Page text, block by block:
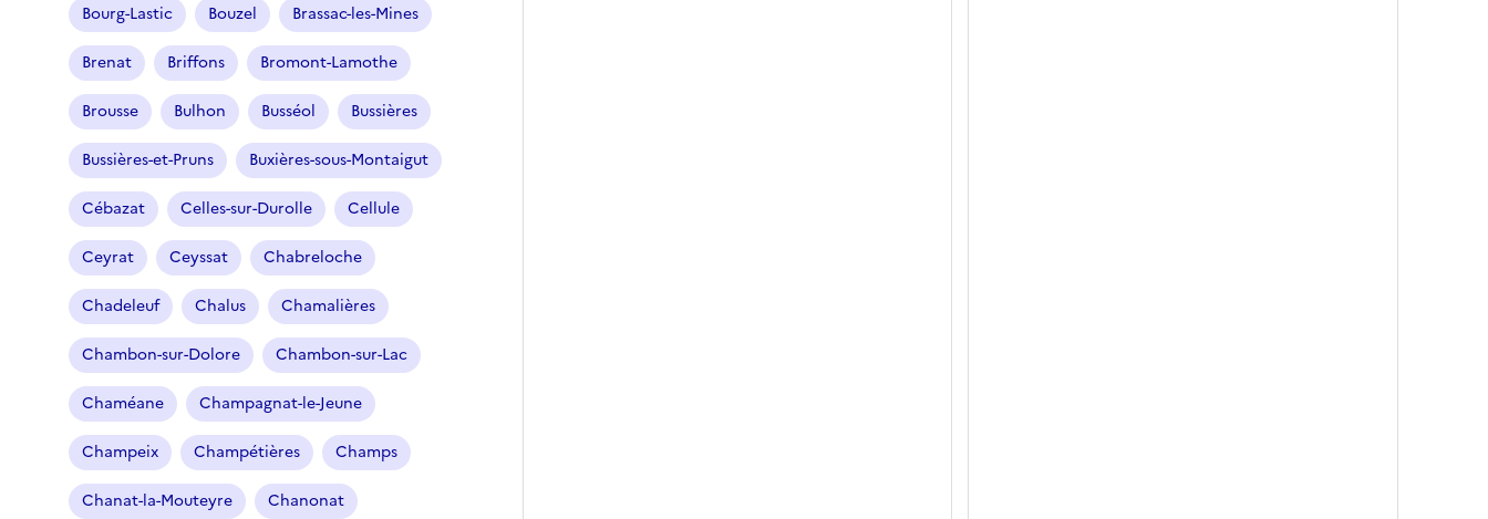
Bourg-Lastic Bouzel Brassac-les-Mines
Brenat Briffons Bromont-Lamothe
Brousse Bulhon Busséol Bussières
Bussières-et-Pruns Buxières-sous-Montaigut
Cébazat Celles-sur-Durolle Cellule
Ceyrat Ceyssat Chabreloche
Chadeleuf Chalus Chamalières
Chambon-sur-Dolore Chambon-sur-Lac
Chaméane Champagnat-le-Jeune
Champeix Champétières Champs
Chanat-la-Mouteyre Chanonat